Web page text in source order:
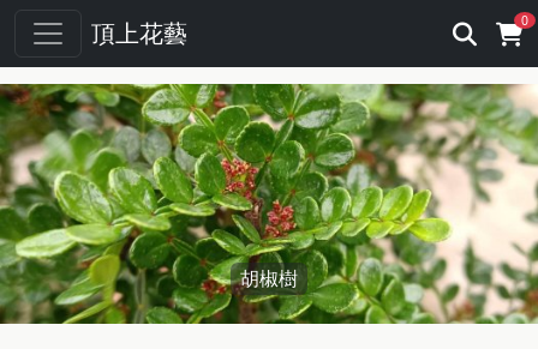
頂上花藝 0
胡椒樹